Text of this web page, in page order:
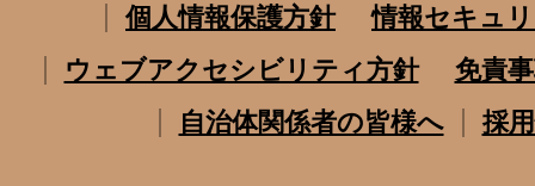
個人情報保護方針
情報セキュ
ウェブアクセシビリティ方針
免責
自治体関係者の皆様へ
採